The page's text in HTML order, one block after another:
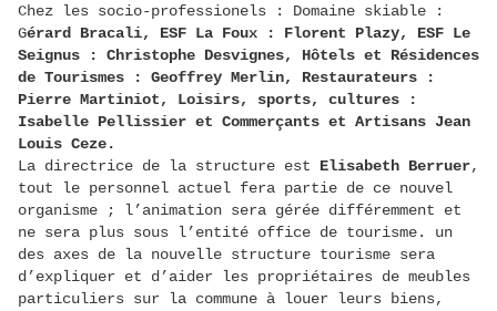
Chez les socio-professionels : Domaine skiable :
Gérard Bracali, ESF La Foux : Florent Plazy, ESF Le
Seignus : Christophe Desvignes, Hôtels et Résidences
de Tourismes : Geoffrey Merlin, Restaurateurs :
Pierre Martiniot, Loisirs, sports, cultures :
Isabelle Pellissier et Commerçants et Artisans Jean
Louis Ceze.
La directrice de la structure est Elisabeth Berruer,
tout le personnel actuel fera partie de ce nouvel
organisme ; l’animation sera gérée différemment et
ne sera plus sous l’entité office de tourisme. un
des axes de la nouvelle structure tourisme sera
d’expliquer et d’aider les propriétaires de meubles
particuliers sur la commune à louer leurs biens,